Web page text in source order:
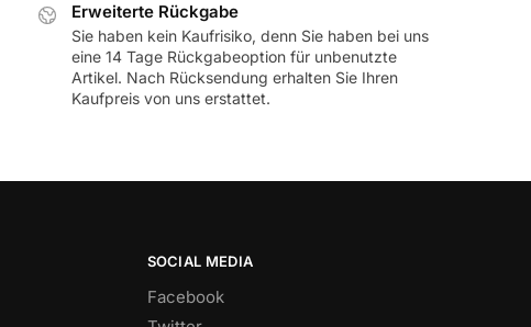
Erweiterte Rückgabe
Sie haben kein Kaufrisiko, denn Sie haben bei uns
eine 14 Tage Rückgabeoption für unbenutzte
Artikel. Nach Rücksendung erhalten Sie Ihren
Kaufpreis von uns erstattet.
SOCIAL MEDIA
Facebook